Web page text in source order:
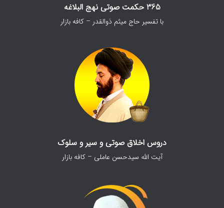
365 حکمت صوتی نهج البلاغه
با تفسیر حاج میثم ذوالقدر – کافه بازار
دروس اخلاق صوتی و سیر و سلوک
آیت الله سیدحسن عاملی – کافه بازار